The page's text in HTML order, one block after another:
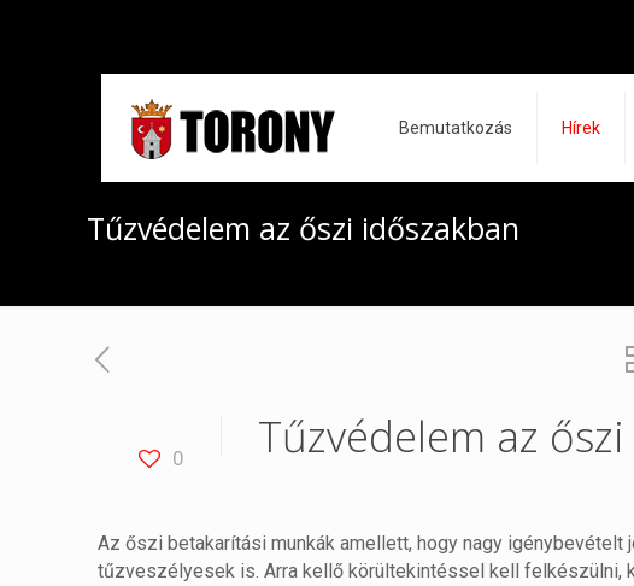
Bemutatkozás Hírek
Tűzvédelem az őszi időszakban
0 Tűzvédelem az
Az őszi betakarítási munkák amellett, hogy nagy
tűzveszélyesek is. Arra kellő körültekintéssel kell felkészülni,